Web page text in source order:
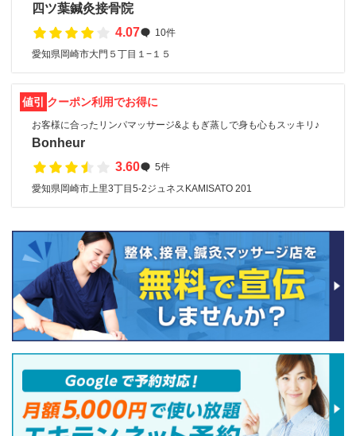
四ツ葉鍼灸接骨院
4.07
10件
愛知県岡崎市大門５丁目１−１５
値引 クーポン利用でお得に
お客様に合ったリンパマッサージ&よもぎ蒸しで身も心もスッキリ♪
Bonheur
3.60
5件
愛知県岡崎市上里3丁目5-2ジュネスKAMISATO 201